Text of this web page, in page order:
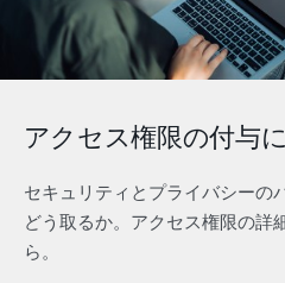
アクセス権限の付与
セキュリティとプライバシーの
どう取るか。アクセス権限の詳
ら。